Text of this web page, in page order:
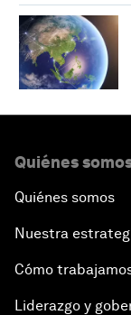
Quiénes
Quiénes somos
Nuestra
Cómo
Liderazgo y